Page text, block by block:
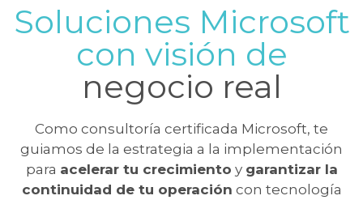
Soluciones Microsoft
con visión de
negocio real
Como consultoría certificada Microsoft, te
guiamos de la estrategia a la implementación
para acelerar tu crecimiento y garantizar la
continuidad de tu operación con tecnología